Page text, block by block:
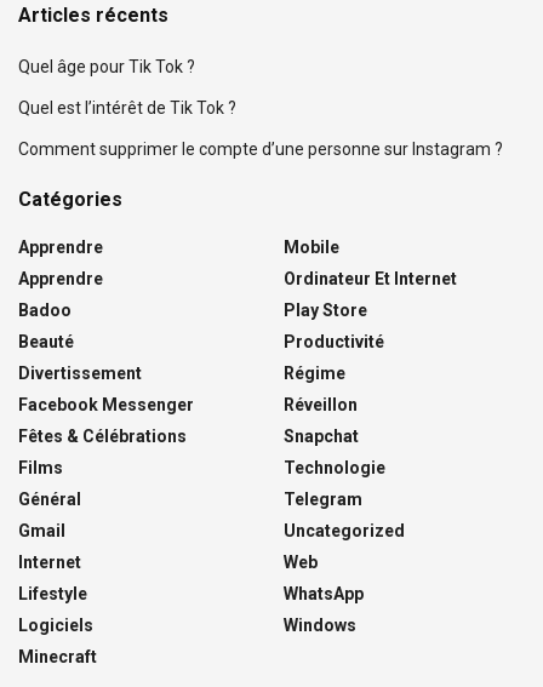
Articles récents
Quel âge pour Tik Tok ?
Quel est l’intérêt de Tik Tok ?
Comment supprimer le compte d’une personne sur Instagram ?
Catégories
Apprendre
Apprendre
Badoo
Beauté
Divertissement
Facebook Messenger
Fêtes & Célébrations
Films
Général
Gmail
Internet
Lifestyle
Logiciels
Minecraft
Mobile
Ordinateur Et Internet
Play Store
Productivité
Régime
Réveillon
Snapchat
Technologie
Telegram
Uncategorized
Web
WhatsApp
Windows